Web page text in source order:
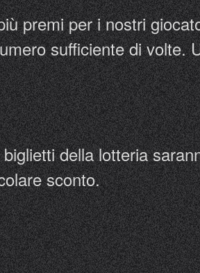
premi per i nostri
sufficiente di volte.
della lotteria
sconto.